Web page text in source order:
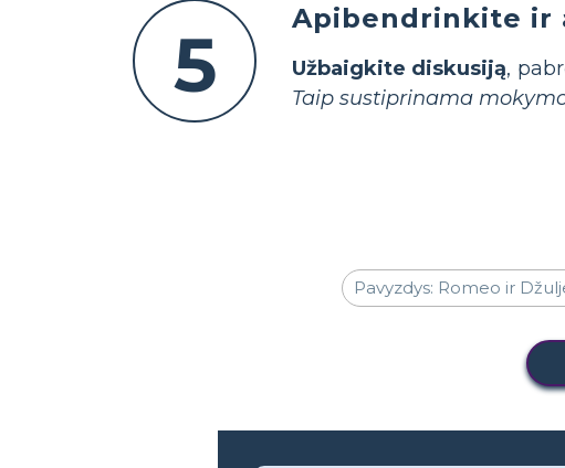
5
Apibendrinkite ir
Užbaigkite diskusiją,
Taip sustiprinama